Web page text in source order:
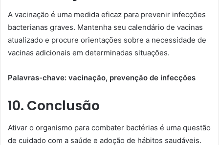
A vacinação é uma medida eficaz para prevenir infecções
bacterianas graves. Mantenha seu calendário de vacinas
atualizado e procure orientações sobre a necessidade de
vacinas adicionais em determinadas situações.
Palavras-chave: vacinação, prevenção de infecções
10. Conclusão
Ativar o organismo para combater bactérias é uma questão
de cuidado com a saúde e adoção de hábitos saudáveis.